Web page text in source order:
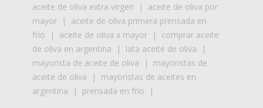
aceite de oliva extra virgen | aceite de oliva por
mayor | aceite de oliva primera prensada en
frio | aceite de oliva x mayor | comprar aceite
de oliva en argentina | lata aceite de oliva |
mayorista de aceite de oliva | mayoristas de
aceite de oliva | mayoristas de aceites en
argentina | prensada en frio |